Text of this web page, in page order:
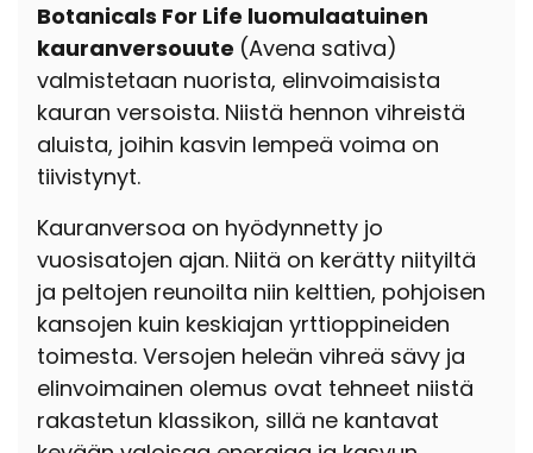
Botanicals For Life luomulaatuinen
kauranversouute (Avena sativa)
valmistetaan nuorista, elinvoimaisista
kauran versoista. Niistä hennon vihreistä
aluista, joihin kasvin lempeä voima on
tiivistynyt.
Kauranversoa on hyödynnetty jo
vuosisatojen ajan. Niitä on kerätty niityiltä
ja peltojen reunoilta niin kelttien, pohjoisen
kansojen kuin keskiajan yrttioppineiden
toimesta. Versojen heleän vihreä sävy ja
elinvoimainen olemus ovat tehneet niistä
rakastetun klassikon, sillä ne kantavat